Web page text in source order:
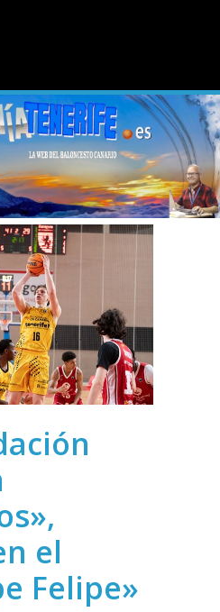
el
Felipe»